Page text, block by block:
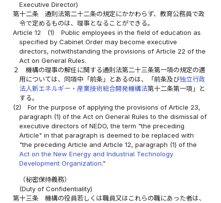
Executive Director)
第十二条
通則法第二十二条の規定にかかわらず、教育公務員で政
令で定めるものは、理事となることができる。
Article 12
(1)
Public employees in the field of education as
specified by Cabinet Order may become executive
directors, notwithstanding the provisions of Article 22 of the
Act on General Rules.
２
機構の理事の解任に関する通則法第二十三条第一項の規定の適
用については、同項中「前条」とあるのは、「前条及び独立行政
法人新エネルギー・産業技術総合開発機構法第十二条第一項」と
する。
(2)
For the purpose of applying the provisions of Article 23,
paragraph (1) of the Act on General Rules to the dismissal of
executive directors of NEDO, the term "the preceding
Article" in that paragraph is deemed to be replaced with
"the preceding Article and Article 12, paragraph (1) of the
Act on the New Energy and Industrial Technology
Development Organization."
（秘密保持義務）
(Duty of Confidentiality)
第十三条
機構の役員若しくは職員又はこれらの職にあった者は、